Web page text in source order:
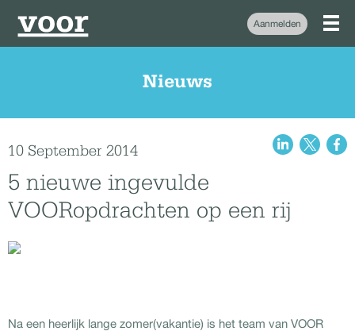
Aanmelden
Nieuws
10 September 2014
5 nieuwe ingevulde
VOORopdrachten op een rij
Na een heerlijk lange zomer(vakantie) is het team van VOOR